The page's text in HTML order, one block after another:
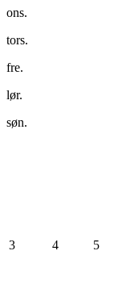
ons.
tors.
fre.
lør.
søn.
3 4 5